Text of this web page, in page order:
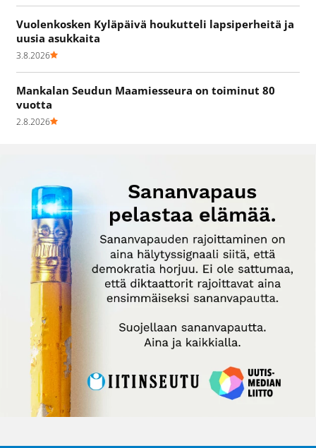
Vuolenkosken Kyläpäivä houkutteli lapsiperheitä ja
uusia asukkaita
3.8.2026
Mankalan Seudun Maamiesseura on toiminut 80
vuotta
2.8.2026